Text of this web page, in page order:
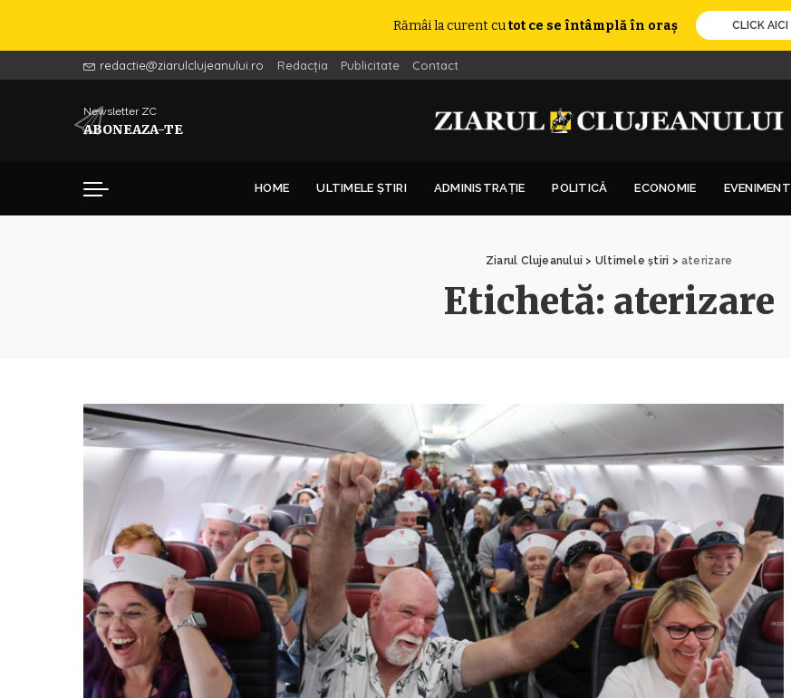
Rămâi la curent cutot ce se întâmplă în oraș CLICK AICI
redactie@ziarulclujeanului.ro Redacția Publicitate Contact
Newsletter ZC
ABONEAZA-TE
HOME ULTIMELE ȘTIRI ADMINISTRAȚIE POLITICĂ ECONOMIE EVENIMENT
Ziarul Clujeanului > Ultimele știri > aterizare
Etichetă: aterizare